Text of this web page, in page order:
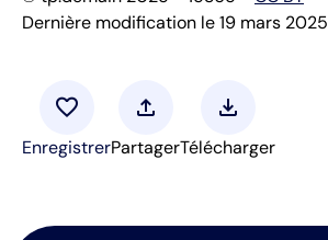
Dernière modification le 19 mars 2025
favorite
Enregistrer
upload
Partager
download
Télécharger